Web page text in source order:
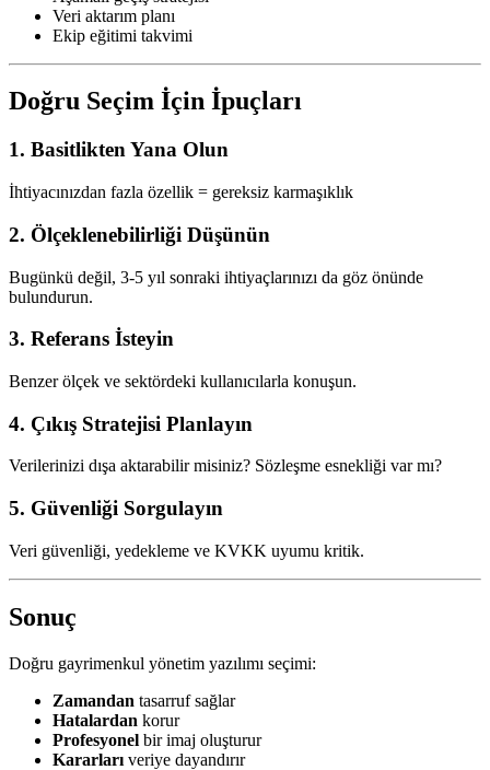
Veri aktarım planı
Ekip eğitimi takvimi
Doğru Seçim İçin İpuçları
1. Basitlikten Yana Olun
İhtiyacınızdan fazla özellik = gereksiz karmaşıklık
2. Ölçeklenebilirliği Düşünün
Bugünkü değil, 3-5 yıl sonraki ihtiyaçlarınızı da göz önünde
bulundurun.
3. Referans İsteyin
Benzer ölçek ve sektördeki kullanıcılarla konuşun.
4. Çıkış Stratejisi Planlayın
Verilerinizi dışa aktarabilir misiniz? Sözleşme esnekliği var mı?
5. Güvenliği Sorgulayın
Veri güvenliği, yedekleme ve KVKK uyumu kritik.
Sonuç
Doğru gayrimenkul yönetim yazılımı seçimi:
Zamandan tasarruf sağlar
Hatalardan korur
Profesyonel bir imaj oluşturur
Kararları veriye dayandırır